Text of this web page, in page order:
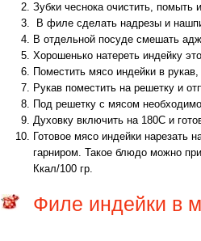
Зубки чеснока очистить, помыть
В филе сделать надрезы и
В отдельной посуде смешать
Хорошенько натереть индейку
Поместить мясо индейки в
Рукав поместить на решетку и
Под решетку с мясом
Духовку включить на 180С и
Готовое мясо индейки нарезать
гарниром. Такое блюдо можно
Ккал/100 гр.
Филе индейки в